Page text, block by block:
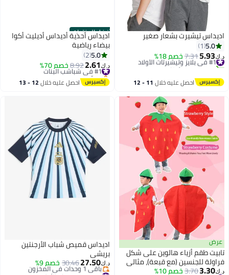
اديداس تيشيرت بشعار صغير
5.0
1
د.ك‏5.93
7.31خصم 18% #1 في بلايز وتيشيرتات الأولاد
تم بيع +10 مؤخرًا
#1 في بلايز وتيشيرتات الأولاد
احصل عليه خلال 11 - 12
أفضل المنتجات
اديداس أحذية أديداس أديليت أكوا
بيضاء رياضية
5.0
2
د.ك‏2.61
8.92خصم 70% #1 في شباشب البنات
بتخلّص بسرعة
#1 في شباشب البنات احصل عليه خلال 12 - 13
عرض
تابيت طقم أزياء هالوين على شكل
فراولة للجنسين (مع قبعة)، مثالي
لحفلات الهالوين التنكرية
د.ك‏3.30
3.70خصم 10%
اديداس قميص شباب الأرجنتين
بريشي
د.ك‏27.50
30.46خصم 9%
#10 في قمصان الأولاد